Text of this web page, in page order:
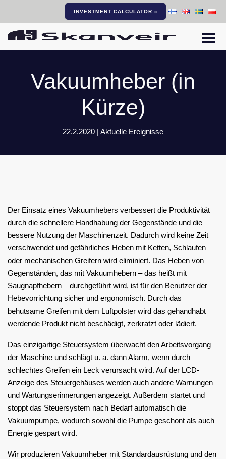
INVESTMENT CALCULATOR »
Vakuumheber (in
Kürze)
22.2.2020 | Aktuelle Ereignisse
Der Einsatz eines Vakuumhebers verbessert die Produktivität
durch die schnellere Handhabung der Gegenstände und die
bessere Nutzung der Maschinenzeit. Dadurch wird keine Zeit
verschwendet und gefährliches Heben mit Ketten, Schlaufen
oder mechanischen Greifern wird eliminiert. Das Heben von
Gegenständen, das mit Vakuumhebern – das heißt mit
Saugnapfhebern – durchgeführt wird, ist für den Benutzer der
Hebevorrichtung sicher und ergonomisch. Durch das
behutsame Greifen mit dem Luftpolster wird das gehandhabt
werdende Produkt nicht beschädigt, zerkratzt oder lädiert.
Das einzigartige Steuersystem überwacht den Arbeitsvorgang
der Maschine und schlägt u. a. dann Alarm, wenn durch
schlechtes Greifen ein Leck verursacht wird. Auf der LCD-
Anzeige des Steuergehäuses werden auch andere Warnungen
und Wartungserinnerungen angezeigt. Außerdem startet und
stoppt das Steuersystem nach Bedarf automatisch die
Vakuumpumpe, wodurch sowohl die Pumpe geschont als auch
Energie gespart wird.
Wir produzieren Vakuumheber mit Standardausrüstung und den